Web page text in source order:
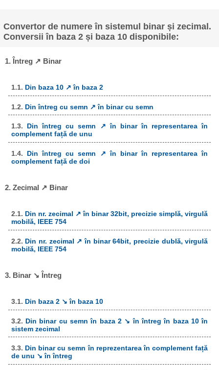
Convertor de numere în sistemul binar și zecimal.
Conversii în baza 2 și baza 10 disponibile:
1. Întreg ↗ Binar
1.1. Din baza 10 ↗ în baza 2
1.2. Din întreg cu semn ↗ în binar cu semn
1.3. Din întreg cu semn ↗ în binar în representarea în
complement față de unu
1.4. Din întreg cu semn ↗ în binar în representarea în
complement față de doi
2. Zecimal ↗ Binar
2.1. Din nr. zecimal ↗ în binar 32bit, precizie simplă, virgulă
mobilă, IEEE 754
2.2. Din nr. zecimal ↗ în binar 64bit, precizie dublă, virgulă
mobilă, IEEE 754
3. Binar ↘ Întreg
3.1. Din baza 2 ↘ în baza 10
3.2. Din binar cu semn în baza 2 ↘ în întreg în baza 10 în
sistem zecimal
3.3. Din binar cu semn în reprezentarea în complement față
de unu ↘ în întreg